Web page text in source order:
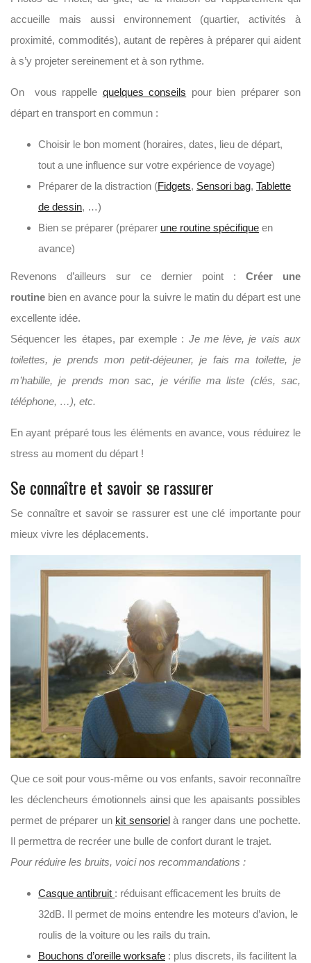
accueille mais aussi environnement (quartier, activités à
proximité, commodités), autant de repères à préparer qui aident
à s’y projeter sereinement et à son rythme.
On vous rappelle quelques conseils pour bien préparer son
départ en transport en commun :
Choisir le bon moment (horaires, dates, lieu de départ,
tout a une influence sur votre expérience de voyage)
Préparer de la distraction (Fidgets, Sensori bag, Tablette
de dessin, …)
Bien se préparer (préparer une routine spécifique en
avance)
Revenons d’ailleurs sur ce dernier point : Créer une
routine bien en avance pour la suivre le matin du départ est une
excellente idée.
Séquencer les étapes, par exemple : Je me lève, je vais aux
toilettes, je prends mon petit-déjeuner, je fais ma toilette, je
m’habille, je prends mon sac, je vérifie ma liste (clés, sac,
téléphone, …), etc.
En ayant préparé tous les éléments en avance, vous réduirez le
stress au moment du départ !
Se connaître et savoir se rassurer
Se connaître et savoir se rassurer est une clé importante pour
mieux vivre les déplacements.
Que ce soit pour vous-même ou vos enfants, savoir reconnaître
les déclencheurs émotionnels ainsi que les apaisants possibles
permet de préparer un kit sensorielà ranger dans une pochette.
Il permettra de recréer une bulle de confort durant le trajet.
Pour réduire les bruits, voici nos recommandations :
Casque antibruit : réduisant efficacement les bruits de
32dB. Il permet de moins entendre les moteurs d’avion, le
roulis de la voiture ou les rails du train.
Bouchons d’oreille worksafe : plus discrets, ils facilitent la